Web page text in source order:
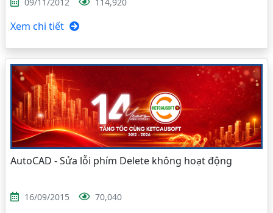
Xem chi tiết
AutoCAD - Sửa lỗi phím Delete không hoạt động
16/09/2015 70,040